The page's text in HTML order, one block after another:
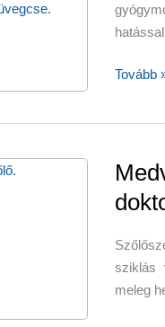
Verbéna
Tovább
sziklás
meleg